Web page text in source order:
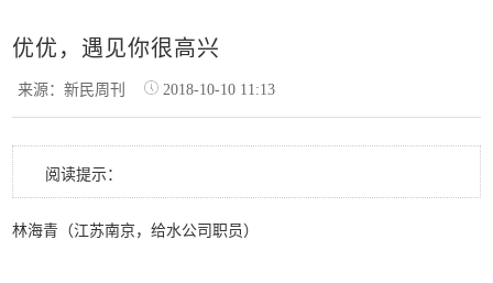
优优，遇见你很高兴
来源：新民周刊 2018-10-10 11:13
阅读提示：
林海青（江苏南京，给水公司职员）